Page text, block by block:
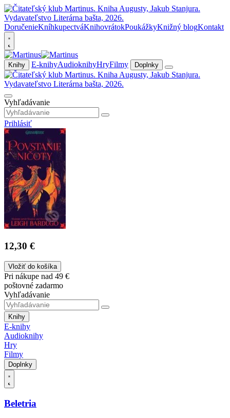
DoručenieKníhkupectváKnihovrátokPoukážkyKnižný blogKontakt
Knihy E-knihyAudioknihyHryFilmy Doplnky
Vyhľadávanie
Prihlásiť
12,30 €
Vložiť do košíka
Pri nákupe nad 49 €
poštovné zadarmo
Vyhľadávanie
Knihy
E-knihy
Audioknihy
Hry
Filmy
Doplnky
Beletria